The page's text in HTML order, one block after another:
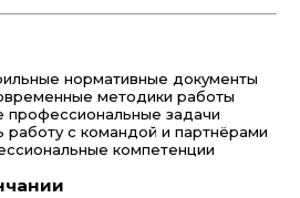
нормативные документы
методики работы
задачи
работу с командой и партнёрами
компетенции